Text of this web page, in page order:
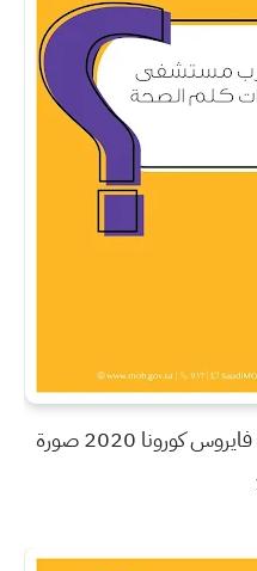
دليل توعوي شامل للوقاية من فايروس كورونا 2020 صورة